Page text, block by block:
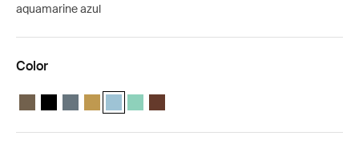
aquamarine azul
Color
Thule Yepp Nexxt 2 maxi Caqui oscuro
Thule Yepp Nexxt 2 maxi Negro medianoche
Thule Yepp Nexxt 2 maxi Pizarra oscura
Thule Yepp Nexxt 2 maxi Amarillo brillante
Thule Yepp Nexxt 2 Maxi Aguamarina (selected)
Thule Yepp Nexxt 2 Maxi Mint Green
Thule Yepp Nexxt 2 Maxi Chocolate